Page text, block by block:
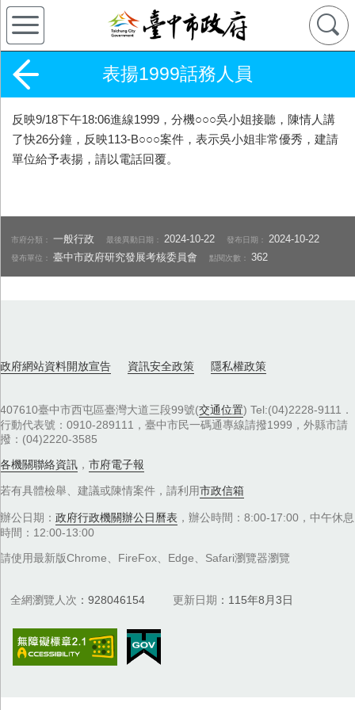
表揚1999話務人員
反映9/18下午18:06進線1999，分機○○○吳小姐接聽，陳情人講
了快26分鐘，反映113-B○○○案件，表示吳小姐非常優秀，建請
單位給予表揚，請以電話回覆。
市府分類：一般行政 最後異動日期： 2024-10-22 發布日期： 2024-10-22
發布單位：臺中市政府研究發展考核委員會 點閱次數：362
政府網站資料開放宣告 資訊安全政策 隱私權政策
407610臺中市西屯區臺灣大道三段99號(交通位置) Tel:(04)2228-9111．
行動代表號：0910-289111，臺中市民一碼通專線請撥1999，外縣市請
撥：(04)2220-3585
各機關聯絡資訊 ， 市府電子報
若有具體檢舉、建議或陳情案件，請利用市政信箱
辦公日期： 政府行政機關辦公日曆表 ，辦公時間：8:00-17:00，中午休息
時間：12:00-13:00
請使用最新版Chrome、FireFox、Edge、Safari瀏覽器瀏覽
全網瀏覽人次 928046154 更新日期 115年8月3日